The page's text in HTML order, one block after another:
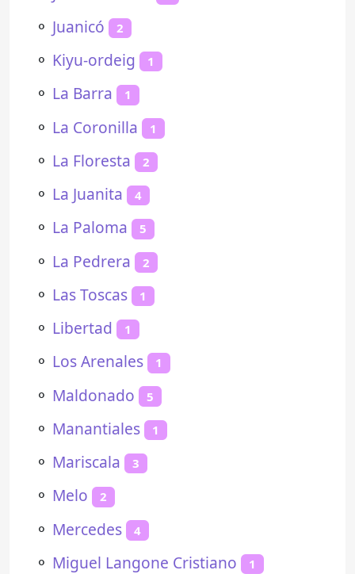
⚬ Juanicó 2
⚬ Kiyu-ordeig 1
⚬ La Barra 1
⚬ La Coronilla 1
⚬ La Floresta 2
⚬ La Juanita 4
⚬ La Paloma 5
⚬ La Pedrera 2
⚬ Las Toscas 1
⚬ Libertad 1
⚬ Los Arenales 1
⚬ Maldonado 5
⚬ Manantiales 1
⚬ Mariscala 3
⚬ Melo 2
⚬ Mercedes 4
⚬ Miguel Langone Cristiano 1